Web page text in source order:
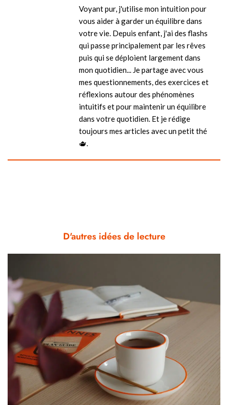
Voyant pur, j'utilise mon intuition pour
vous aider à garder un équilibre dans
votre vie. Depuis enfant, j'ai des flashs
qui passe principalement par les rêves
puis qui se déploient largement dans
mon quotidien... Je partage avec vous
mes questionnements, des exercices et
réflexions autour des phénomènes
intuitifs et pour maintenir un équilibre
dans votre quotidien. Et je rédige
toujours mes articles avec un petit thé
🫖.
D'autres idées de lecture